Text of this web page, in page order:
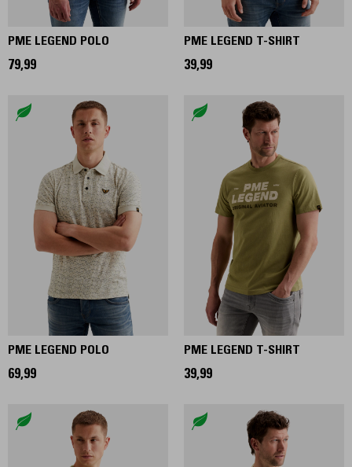
PME LEGEND POLO
79,99
PME LEGEND T-SHIRT
39,99
PME LEGEND POLO
69,99
PME LEGEND T-SHIRT
39,99